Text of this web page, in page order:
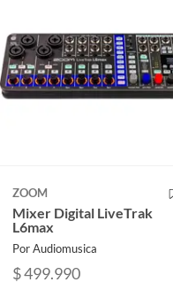
ZOOM
Mixer Digital LiveTrak
L6max
Por Audiomusica
$ 499.990